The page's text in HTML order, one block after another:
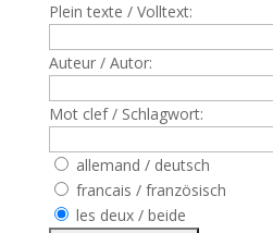
Plein texte / Volltext:
Auteur / Autor:
Mot clef / Schlagwort:
allemand / deutsch
francais / französisch
les deux / beide